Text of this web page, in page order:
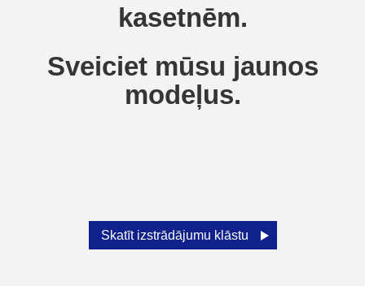
kasetnēm.
Sveiciet mūsu jaunos
modeļus.
Skatīt izstrādājumu klāstu